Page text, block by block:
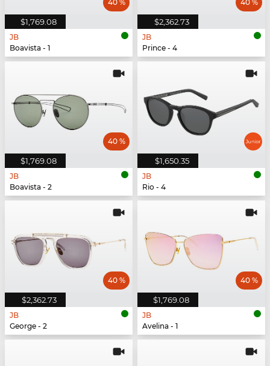
$1,769.08
40 %
JB
Boavista - 1
$2,362.73
40 %
JB
Prince - 4
$1,769.08
40 %
JB
Boavista - 2
$1,650.35
JB
Rio - 4
$2,362.73
40 %
JB
George - 2
$1,769.08
40 %
JB
Avelina - 1